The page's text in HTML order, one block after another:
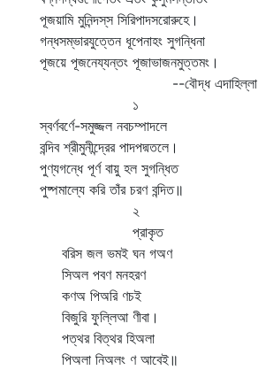
পূজয়ামি মুনিন্দস্‌স সিরিপাদসরোরুহে।
গন্ধসম্ভারযুত্তেন ধূপেনাহং সুগন্ধিনা
পূজয়ে পূজনেয্যন্তং পূজাভাজনমুত্তমং।
--বৌদ্ধ এদাহিল্লা
১
স্বর্ণবর্ণে-সমুজ্জল নবচম্পাদলে
বন্দিব শ্রীমুনীন্দ্রের পাদপদ্মতলে।
পুণ্যগন্ধে পূর্ণ বায়ু হল সুগন্ধিত
পুষ্পমাল্যে করি তাঁর চরণ বন্দিত॥
২
প্রাকৃত
বরিস জল ভমই ঘন গঅণ
সিঅল পবণ মনহরণ
কণঅ পিঅরি ণচই
বিজুরি ফুল্লিআ ণীবা।
পত্থর বিত্থর হিঅলা
পিঅলা নিঅলং ণ আবেই॥